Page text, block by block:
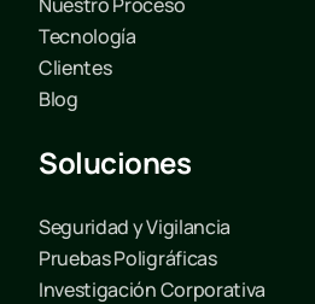
Tecnología
Clientes
Blog
Soluciones
Seguridad y Vigilancia
Pruebas Poligráficas
Investigación Corporativa